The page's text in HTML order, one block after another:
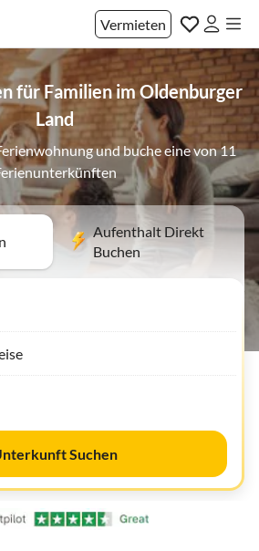
Vermieten
für Familien im Oldenburger
Land
und buche eine von 11
Aufenthalt Direkt
Buchen
Suchen